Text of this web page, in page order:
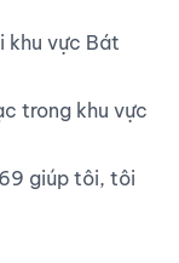
trong khu vực
giúp tôi, tôi